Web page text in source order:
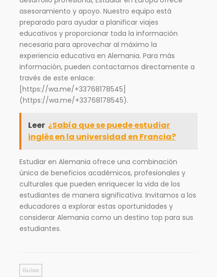
asesoramiento y apoyo. Nuestro equipo está
preparado para ayudar a planificar viajes
educativos y proporcionar toda la información
necesaria para aprovechar al máximo la
experiencia educativa en Alemania. Para más
información, pueden contactarnos directamente a
través de este enlace:
[https://wa.me/+33768178545]
(https://wa.me/+33768178545).
Leer ¿Sabía que se puede estudiar
inglés en la universidad en Francia?
Estudiar en Alemania ofrece una combinación
única de beneficios académicos, profesionales y
culturales que pueden enriquecer la vida de los
estudiantes de manera significativa. Invitamos a los
educadores a explorar estas oportunidades y
considerar Alemania como un destino top para sus
estudiantes.
Guías